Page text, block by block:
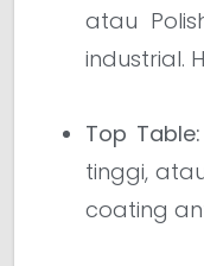
atau
industrial.
Top Table:
tinggi,
coating